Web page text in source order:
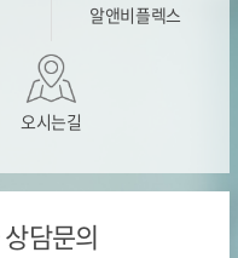
알앤비플렉스
오시는길
상담문의